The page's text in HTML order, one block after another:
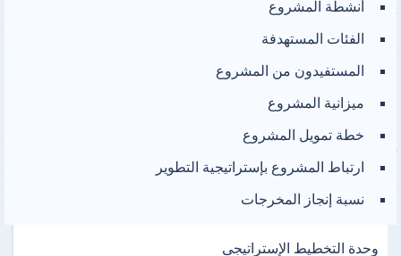
أنشطة المشروع
الفئات المستهدفة
المستفيدون من المشروع
ميزانية المشروع
خطة تمويل المشروع
ارتباط المشروع بإستراتيجية التطوير
نسبة إنجاز المخرجات
وحدة التخطيط الإستراتيجى